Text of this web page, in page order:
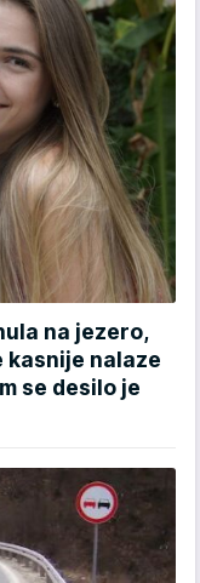
na jezero,
kasnije nalaze
se desilo je